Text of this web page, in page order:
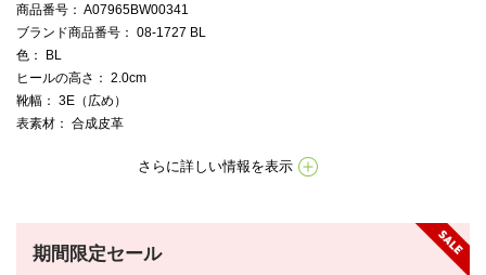
商品番号 ： A07965BW00341
ブランド商品番号 ： 08-1727 BL
色 ： BL
ヒールの高さ ： 2.0cm
靴幅 ： 3E（広め）
表素材 ： 合成皮革
さらに詳しい情報を表示
期間限定セール